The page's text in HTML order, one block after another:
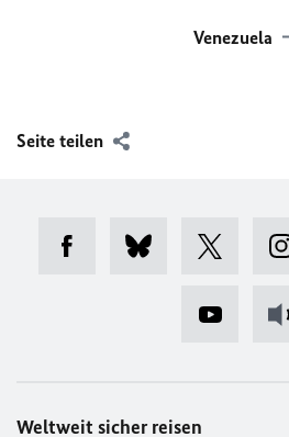
Venezuela
Seite teilen
Weltweit sicher reisen